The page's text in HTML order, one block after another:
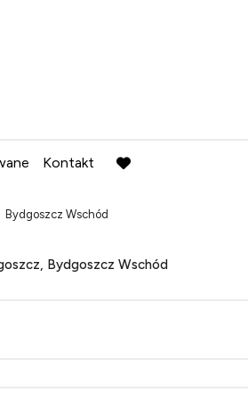
Kontakt
favorite
Bydgoszcz Wschód
Bydgoszcz Wschód